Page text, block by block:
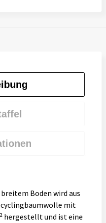
Boden wird aus
mit
hergestellt und ist eine